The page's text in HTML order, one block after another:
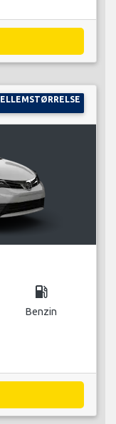
local_gas_station
Benzin